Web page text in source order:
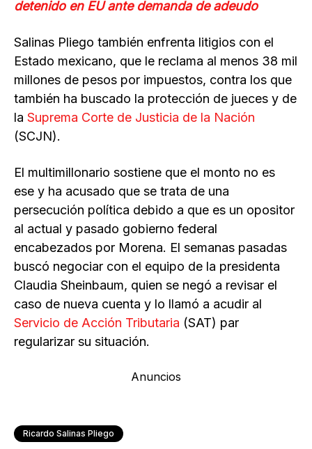
detenido en EU ante demanda de adeudo
Salinas Pliego también enfrenta litigios con el
Estado mexicano, que le reclama al menos 38 mil
millones de pesos por impuestos, contra los que
también ha buscado la protección de jueces y de
la Suprema Corte de Justicia de la Nación
(SCJN).
El multimillonario sostiene que el monto no es
ese y ha acusado que se trata de una
persecución política debido a que es un opositor
al actual y pasado gobierno federal
encabezados por Morena. El semanas pasadas
buscó negociar con el equipo de la presidenta
Claudia Sheinbaum, quien se negó a revisar el
caso de nueva cuenta y lo llamó a acudir al
Servicio de Acción Tributaria (SAT) par
regularizar su situación.
Anuncios
Ricardo Salinas Pliego